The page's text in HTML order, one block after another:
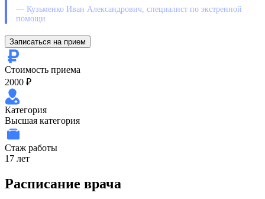
— Кузьменко Иван Александрович, специалист по экстренной
помощи
Записаться на прием
Стоимость приема
2000 ₽
Категория
Высшая категория
Стаж работы
17 лет
Расписание врача